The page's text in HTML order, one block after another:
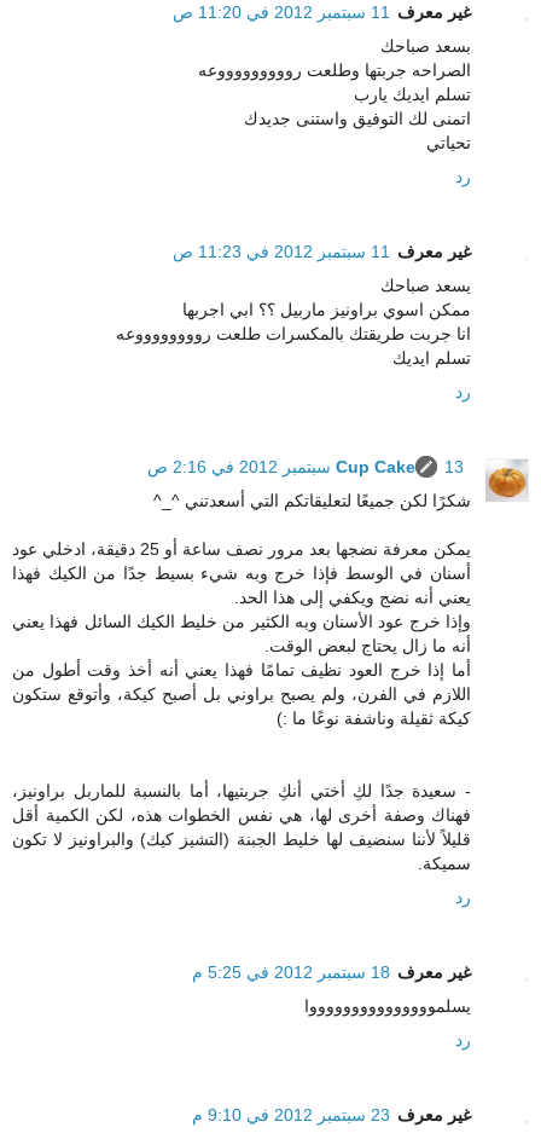
غير معرف
11 سبتمبر 2012 في 11:20 ص
بسعد صباحك
الصراحه جربتها وطلعت روووووووووعه
تسلم ايديك يارب
اتمنى لك التوفيق واستنى جديدك
تحياتي
رد
غير معرف
11 سبتمبر 2012 في 11:23 ص
يسعد صباحك
ممكن اسوي براونيز ماربيل ؟؟ ابي اجربها
انا جربت طريقتك بالمكسرات طلعت رووووووووعه
تسلم ايديك
رد
Cup Cake
13 سبتمبر 2012 في 2:16 ص
شكرًا لكن جميعًا لتعليقاتكم التي أسعدتني ^_^
يمكن معرفة نضجها بعد مرور نصف ساعة أو 25 دقيقة، ادخلي عود
أسنان في الوسط فإذا خرج وبه شيء بسيط جدًا من الكيك فهذا
يعني أنه نضج ويكفي إلى هذا الحد.
وإذا خرج عود الأسنان وبه الكثير من خليط الكيك السائل فهذا يعني
أنه ما زال يحتاج لبعض الوقت.
أما إذا خرج العود نظيف تمامًا فهذا يعني أنه أخذ وقت أطول من
اللازم في الفرن، ولم يصبح براوني بل أصبح كيكة، وأتوقع ستكون
كيكة ثقيلة وناشفة نوعًا ما :)
- سعيدة جدًا لكِ أختي أنكِ جربتيها، أما بالنسبة للماربل براونيز،
فهناك وصفة أخرى لها، هي نفس الخطوات هذه، لكن الكمية أقل
قليلاً لأننا سنضيف لها خليط الجبنة (التشيز كيك) والبراونيز لا تكون
سميكة.
رد
غير معرف 18 سبتمبر 2012 في 5:25 م
يسلموووووووووووووووا
رد
غير معرف 23 سبتمبر 2012 في 9:10 م